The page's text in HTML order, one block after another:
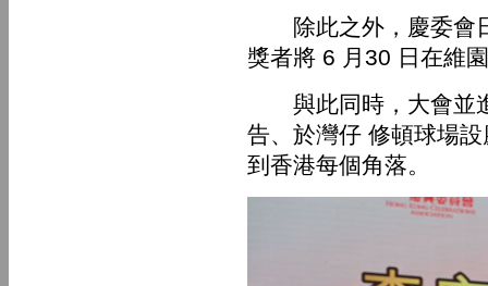
除此之外，慶委會日
獎者將 6 月30 日在維
與此同時，大會並進
告、於灣仔 修頓球場
到香港每個角落。